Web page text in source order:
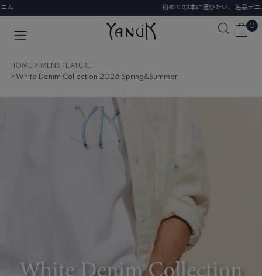
初めての1本に選びたい、名品デニム
0
HOME
MENS FEATURE
White Denim Collection 2026 Spring&Summer